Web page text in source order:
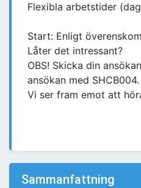
Flexibla arbetstider
Start: Enligt
Låter det intressant?
OBS! Skicka din
ansökan med SHCB004.
Vi ser fram emot att
Sammanfattning